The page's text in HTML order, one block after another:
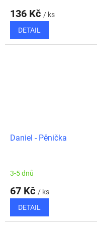
136 Kč / ks
DETAIL
Daniel - Pěnička
3-5 dnů
67 Kč / ks
DETAIL